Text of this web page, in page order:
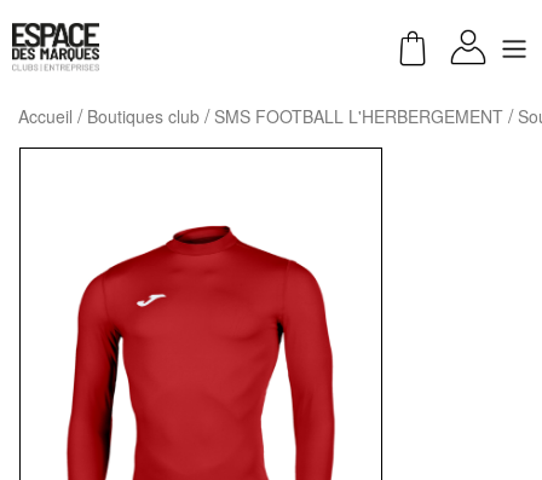
Accueil Boutiques club SMS FOOTBALL L'HERBERGEMENT